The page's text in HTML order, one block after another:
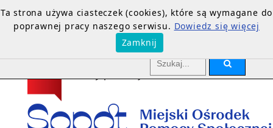
Ta strona używa ciasteczek (cookies), które są wymagane do
poprawnej pracy naszego serwisu. Dowiedz się więcej
Zamknij